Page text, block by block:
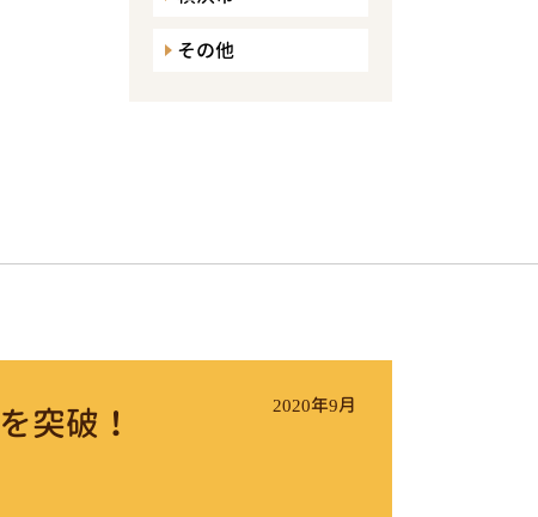
その他
を突破！ 2020年9月